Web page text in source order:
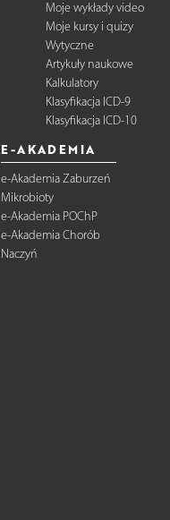
Moje wykłady video
Moje kursy i quizy
Wytyczne
Artykuły naukowe
Kalkulatory
Klasyfikacja ICD-9
Klasyfikacja ICD-10
E-AKADEMIA
e-Akademia Zaburzeń
Mikrobioty
e-Akademia POChP
e-Akademia Chorób
Naczyń